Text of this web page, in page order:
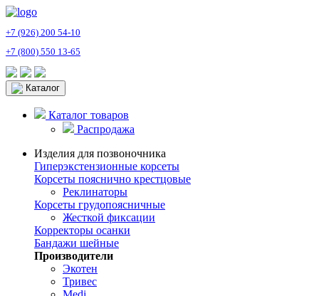
+7 (926) 200 54-10
+7 (800) 550 13-65
Каталог
Каталог товаров
Распродажа
Изделия для позвоночника
Гиперэкстензионные корсеты
Корсеты пояснично крестцовые
Реклинаторы
Корсеты грудопоясничные
Жесткой фиксации
Корректоры осанки
Бандажи шейные
Производители
Экотен
Тривес